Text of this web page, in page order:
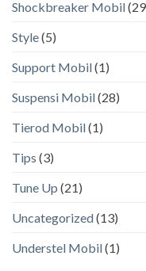
Shockbreaker Mobil
Style(5)
Support Mobil(1)
Suspensi Mobil(28)
Tierod Mobil(1)
Tips (3)
Tune Up (21)
Uncategorized(13)
Understel Mobil(1)